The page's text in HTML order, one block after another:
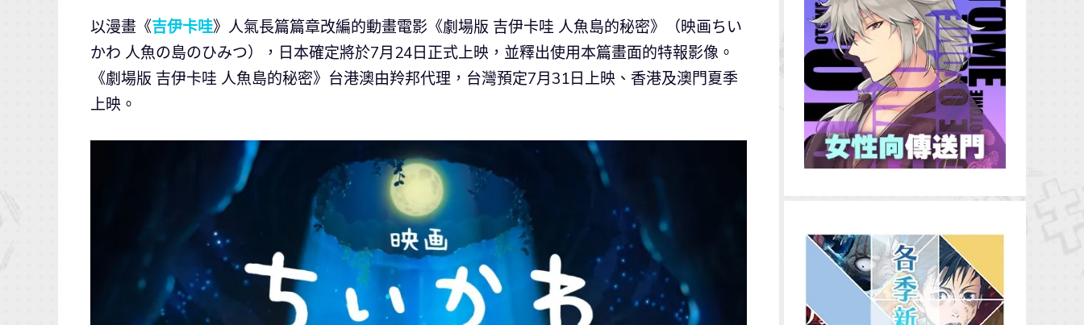
以漫畫《吉伊卡哇》人氣長篇篇章改編的動畫電影《劇場版 吉伊卡哇 人魚島的秘密》（映画ちい
かわ 人魚の島のひみつ），日本確定將於7月24日正式上映，並釋出使用本篇畫面的特報影像。
《劇場版 吉伊卡哇 人魚島的秘密》台港澳由羚邦代理，台灣預定7月31日上映、香港及澳門夏季
上映。